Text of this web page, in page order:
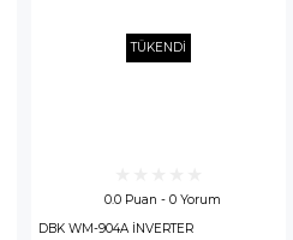
TÜKENDİ
0.0 Puan - 0 Yorum
DBK WM-904A İNVERTER